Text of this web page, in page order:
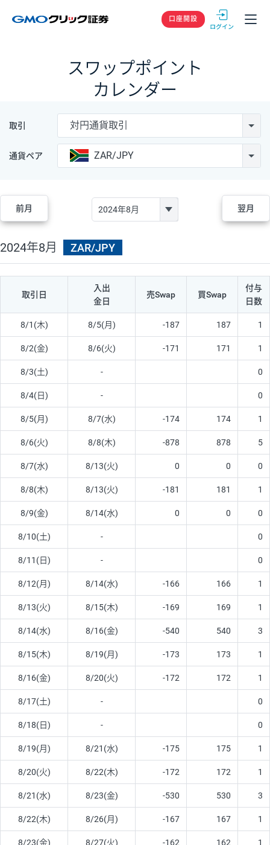
GMOクリック
口座開設
スワップポイント
カレンダー
取引 対円通貨取引
通貨ペア ZAR/JPY
前月 翌月
2024年8月 ZAR/JPY
取引日
入出
金日
売Swap 買Swap
付与
日数
8/1(木) 8/5(月) -187 187 1
8/2(金) 8/6(火) -171 171 1
8/3(土) - 0
8/4(日) - 0
8/5(月) 8/7(水) -174 174 1
8/6(火) 8/8(木) -878 878 5
8/7(水) 8/13(火) 0 0 0
8/8(木) 8/13(火) -181 181 1
8/9(金) 8/14(水) 0 0 0
8/10(土) - 0
8/11(日) - 0
8/12(月) 8/14(水) -166 166 1
8/13(火) 8/15(木) -169 169 1
8/14(水) 8/16(金) -540 540 3
8/15(木) 8/19(月) -173 173 1
8/16(金) 8/20(火) -172 172 1
8/17(土) - 0
8/18(日) - 0
8/19(月) 8/21(水) -175 175 1
8/20(火) 8/22(木) -172 172 1
8/21(水) 8/23(金) -530 530 3
8/22(木) 8/26(月) -167 167 1
8/23(金) 8/27(火) -162 162 1